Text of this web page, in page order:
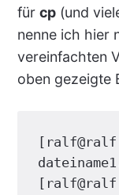
für cp(und
nenne ich hier
vereinfachten
oben gezeigte
[ralf@ralf